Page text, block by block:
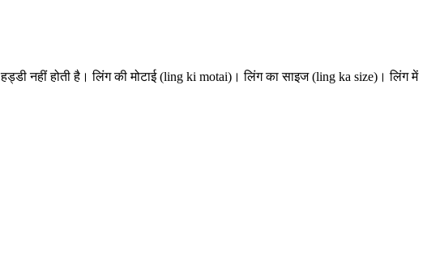
नहीं होती है। लिंग की मोटाई (ling ki motai)। लिंग का साइज (ling ka size)। लिंग में